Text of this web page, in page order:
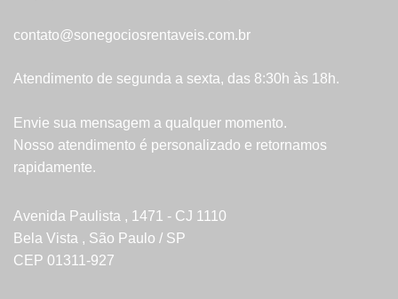
contato@sonegociosrentaveis.com.br
Atendimento de segunda a sexta, das 8:30h às 18h.
Envie sua mensagem a qualquer momento.
Nosso atendimento é personalizado e retornamos
rapidamente.
Avenida Paulista , 1471 - CJ 1110
Bela Vista , São Paulo / SP
CEP 01311-927